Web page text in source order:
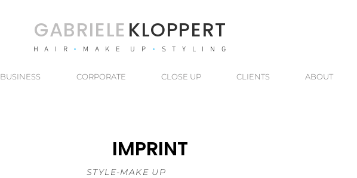
GABRIELE KLOPPERT
H A I R • M A K E U P • S T Y L I N G
BUSINESS CORPORATE CLOSE UP CLIENTS ABOUT
IMPRINT
STYLE-MAKE UP